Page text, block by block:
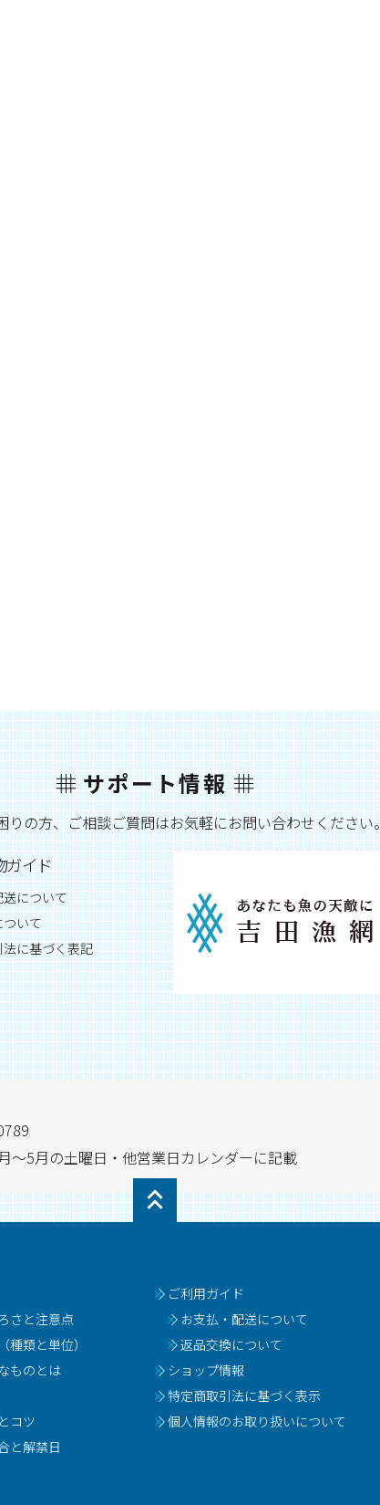
サポート情報
りの方、ご相談ご質問はお気軽にお問い合わせください。
ガイド
について
いて
に基づく表記
～5月の土曜日・他営業日カレンダーに記載
さと注意点
種類と単位）
ものとは
コツ
と解禁日
ご利用ガイド
お支払・配送について
返品交換について
ショップ情報
特定商取引法に基づく表示
個人情報のお取り扱いについて